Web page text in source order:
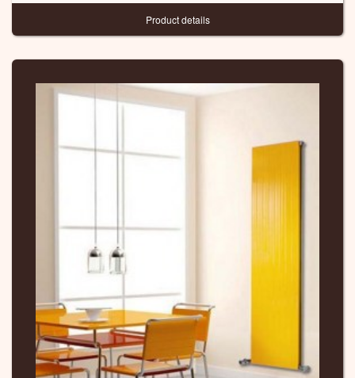
Product details